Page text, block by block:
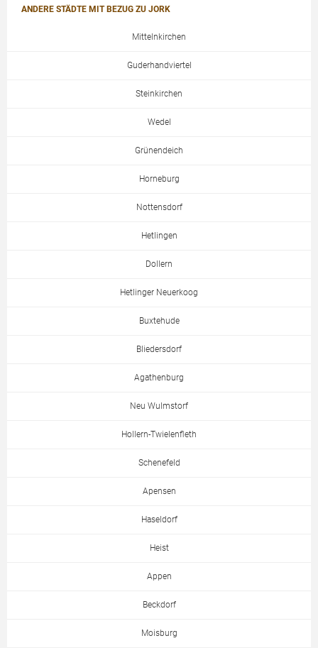
ANDERE STÄDTE MIT BEZUG ZU JORK
Mittelnkirchen
Guderhandviertel
Steinkirchen
Wedel
Grünendeich
Horneburg
Nottensdorf
Hetlingen
Dollern
Hetlinger Neuerkoog
Buxtehude
Bliedersdorf
Agathenburg
Neu Wulmstorf
Hollern-Twielenfleth
Schenefeld
Apensen
Haseldorf
Heist
Appen
Beckdorf
Moisburg